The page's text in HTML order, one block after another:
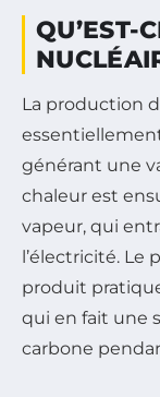
QU’EST-
La production
générant une
chaleur est
vapeur, qui
l’électricité. Le
produit
qui en fait une
carbone